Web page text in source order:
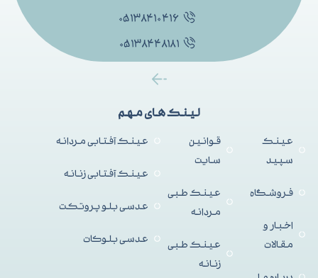
لینک های مهم
عینک
سپید
فروشگاه
اخبار و
مقالات
قوانین
سایت
عینک طبی
مردانه
عینک طبی
زنانه
عینک آفتابی مردانه
عینک آفتابی زنانه
عدسی بلو پروتکت
عدسی بلوکات
۰۵۱۳۸۴۱۰۴۱۶
۰۵۱۳۸۴۴۸۱۸۱